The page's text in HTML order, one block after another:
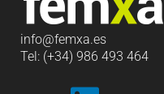
info@femxa.es
Tel: (+34) 986 493 464